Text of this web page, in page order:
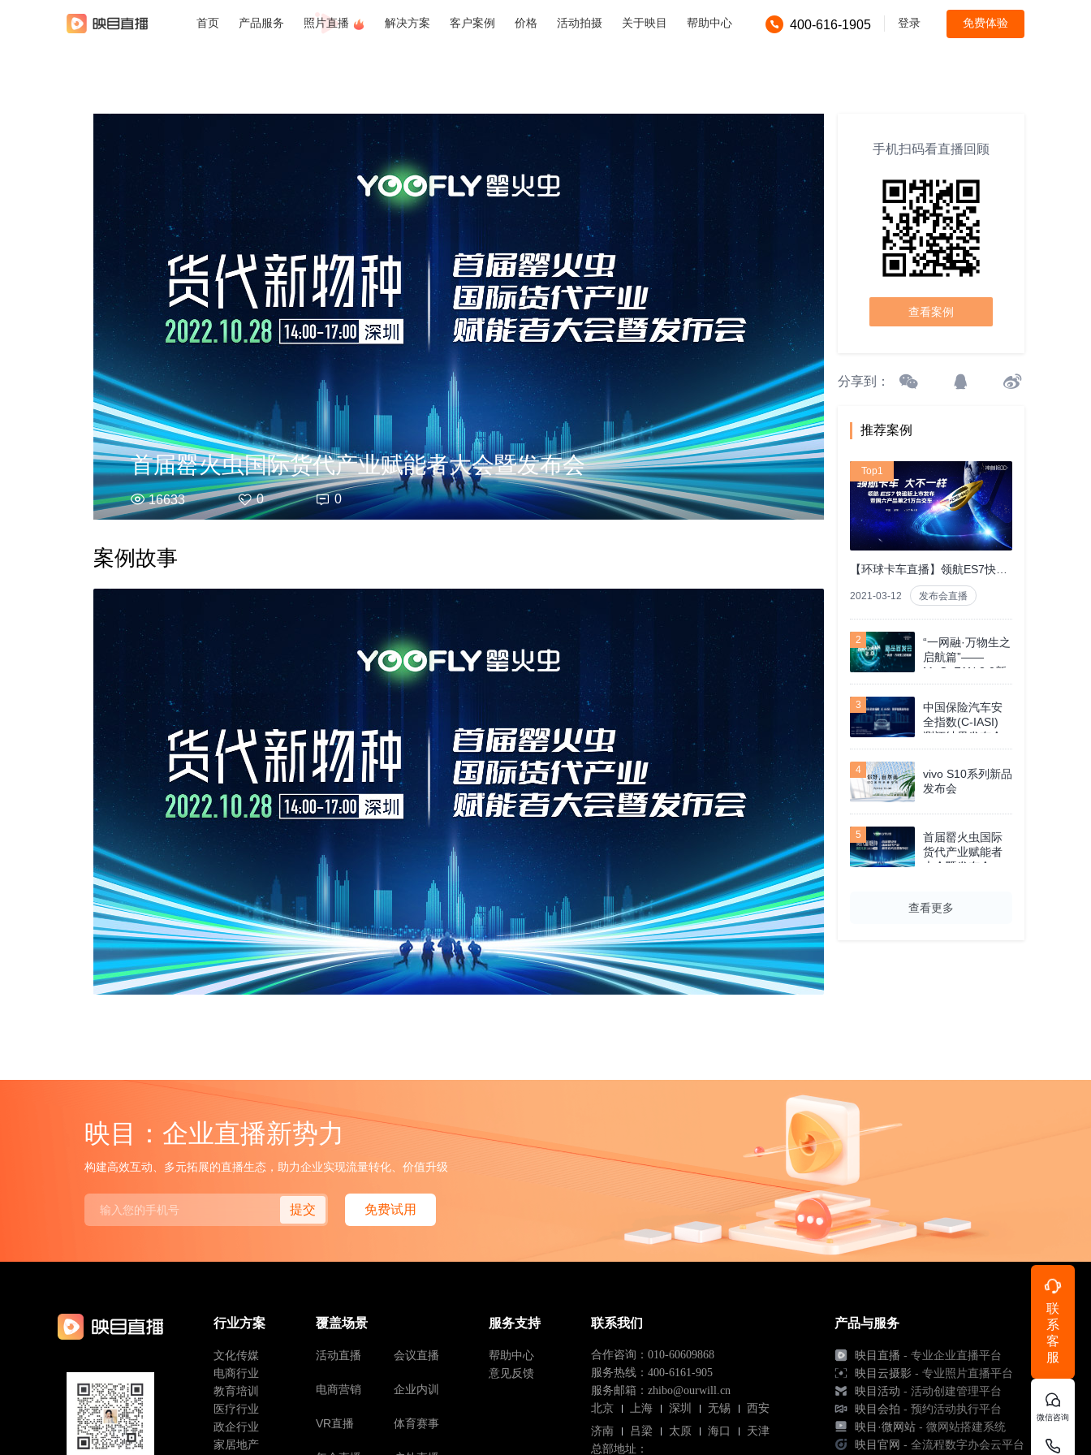
首页 产品服务 照片直播 解决方案 客户案例 价格 活动拍摄 关于映目 帮助中心 400-616-1905 登录 免费体验
首届罂火虫国际货代产业赋能者大会暨发布会
16633 0 0
案例故事
手机扫码看直播回顾
查看案例
分享到：
推荐案例
Top1
2021-03-12 发布会直播
2
“一网融·万物生之
启航篇”——
MuCoFAN 2.0新
品首发会
3
中国保险汽车安
全指数(C-IASI)
测评结果发布会
4
vivo S10系列新品
发布会
5
首届罂火虫国际
货代产业赋能者
大会暨发布会
查看更多
映目：企业直播新势力
构建高效互动、多元拓展的直播生态，助力企业实现流量转化、价值升级
提交 免费试用
行业方案
文化传媒
电商行业
教育培训
医疗行业
政企行业
家居地产
覆盖场景
活动直播 会议直播
电商营销 企业内训
VR直播 体育赛事
服务支持
帮助中心
意见反馈
联系我们
合作咨询：010-60609868
服务热线：400-6161-905
服务邮箱：zhibo@ourwill.cn
北京
上海 深圳 无锡
西安
济南
吕梁 太原 海口
天津
总部地址：
产品与服务
映目直播 - 专业企业直播平台
映目云摄影 - 专业照片直播平台
映目活动 - 活动创建管理平台
映目会拍 - 预约活动执行平台
映目·微网站 - 微网站搭建系统
映目官网 - 全流程数字办会云平台
联
系
客
服
微信咨询